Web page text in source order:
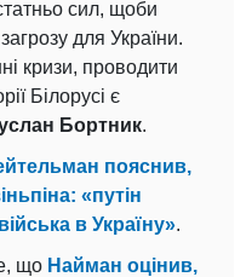
сил, щоби
для України.
кризи, проводити
Білорусі є
Бортник.
пояснив,
«путін
в Україну».
що Найман оцінив,